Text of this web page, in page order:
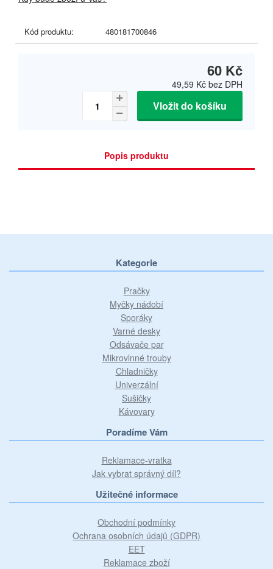
Kód produktu: 480181700846
60 Kč
49,59 Kč bez DPH
Vložit do košíku
Popis produktu
Kategorie
Pračky
Myčky nádobí
Sporáky
Varné desky
Odsávače par
Mikrovlnné trouby
Chladničky
Univerzální
Sušičky
Kávovary
Poradíme Vám
Reklamace-vratka
Jak vybrat správný díl?
Užitečné informace
Obchodní podmínky
Ochrana osobních údajů (GDPR)
EET
Reklamace zboží